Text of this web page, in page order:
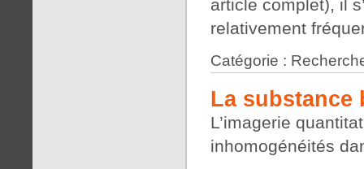
article complet), il
relativement
Catégorie :
La substance
L’imagerie
inhomogénéités